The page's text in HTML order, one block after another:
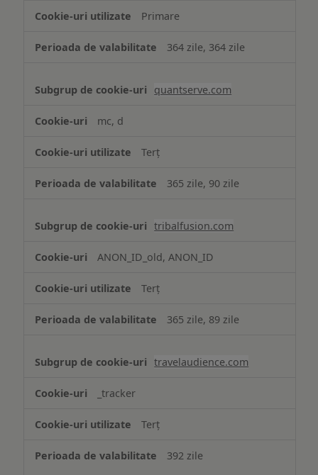
Primare
364 zile, 364 zile
quantserve.com
mc, d
Terț
365 zile, 90 zile
tribalfusion.com
ANON_ID_old, ANON_ID
Terț
365 zile, 89 zile
travelaudience.com
_tracker
Terț
392 zile